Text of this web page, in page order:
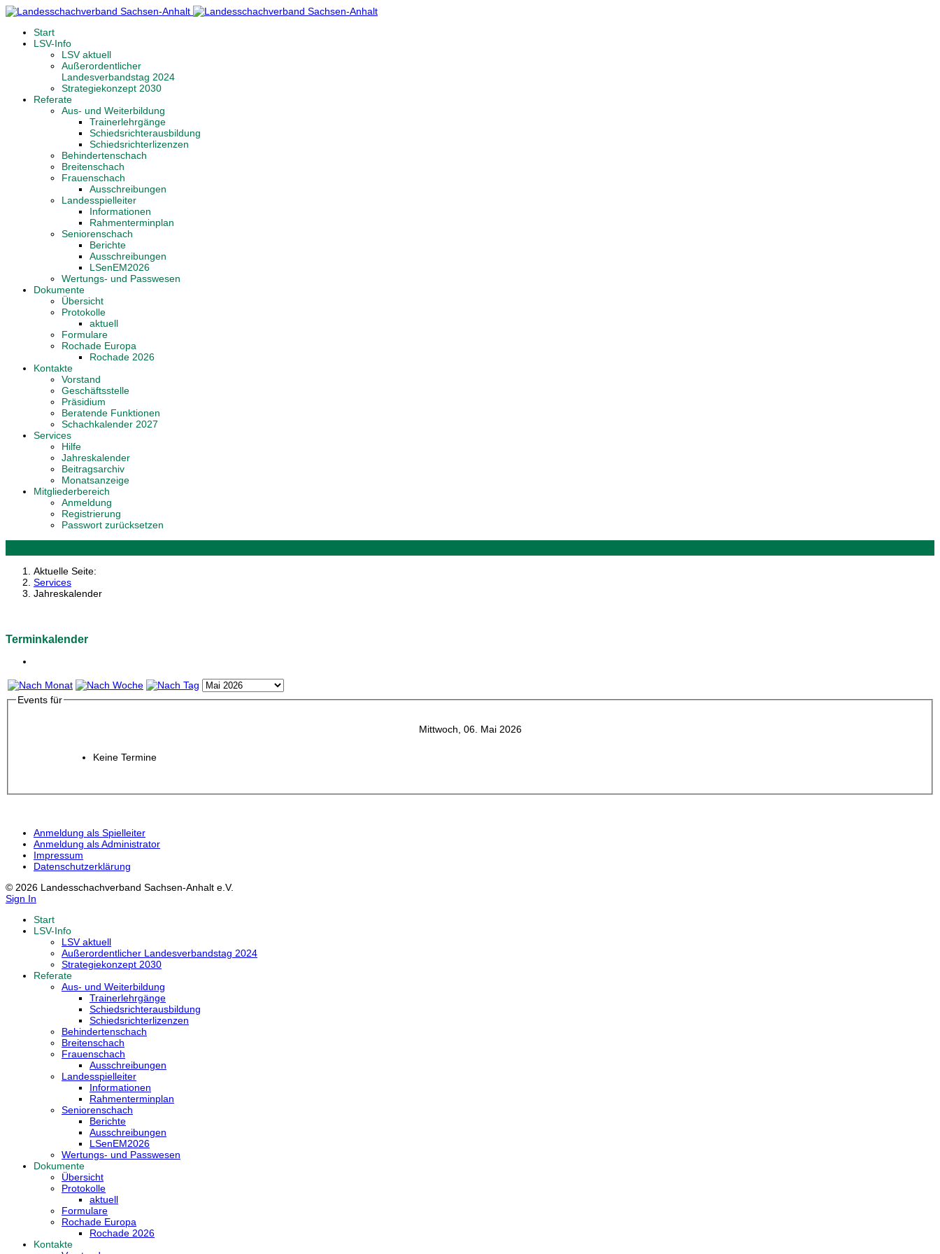
Start
LSV-Info
LSV aktuell
Außerordentlicher
Landesverbandstag 2024
Strategiekonzept 2030
Referate
Aus- und Weiterbildung
Trainerlehrgänge
Schiedsrichterausbildung
Schiedsrichterlizenzen
Behindertenschach
Breitenschach
Frauenschach
Ausschreibungen
Landesspielleiter
Informationen
Rahmenterminplan
Seniorenschach
Berichte
Ausschreibungen
LSenEM2026
Wertungs- und Passwesen
Dokumente
Übersicht
Protokolle
aktuell
Formulare
Rochade Europa
Rochade 2026
Kontakte
Vorstand
Geschäftsstelle
Präsidium
Beratende Funktionen
Schachkalender 2027
Services
Hilfe
Jahreskalender
Beitragsarchiv
Monatsanzeige
Mitgliederbereich
Anmeldung
Registrierung
Passwort zurücksetzen
Aktuelle Seite:
Services
Jahreskalender
Terminkalender
Events für
Mittwoch, 06. Mai 2026
Keine Termine
Anmeldung als Spielleiter
Anmeldung als Administrator
Impressum
Datenschutzerklärung
© 2026 Landesschachverband Sachsen-Anhalt e.V.
Sign In
Start
LSV-Info
LSV aktuell
Außerordentlicher Landesverbandstag 2024
Strategiekonzept 2030
Referate
Aus- und Weiterbildung
Trainerlehrgänge
Schiedsrichterausbildung
Schiedsrichterlizenzen
Behindertenschach
Breitenschach
Frauenschach
Ausschreibungen
Landesspielleiter
Informationen
Rahmenterminplan
Seniorenschach
Berichte
Ausschreibungen
LSenEM2026
Wertungs- und Passwesen
Dokumente
Übersicht
Protokolle
aktuell
Formulare
Rochade Europa
Rochade 2026
Kontakte